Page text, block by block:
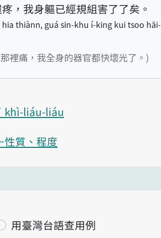
，我身軀已經規組害了了矣。
hia thiànn, guá sin-khu í-king kui tsoo
放例句Tsia sng hia thiànn,
裡痛，我全身的器官都快壞光了。)
khì-liáu-liáu
質、程度
用臺灣台語查用例